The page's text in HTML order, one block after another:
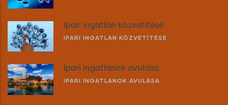
Ipari ingatlan közvetítése
IPARI INGATLAN KÖZVETÍTÉSE
Ipari ingatlanok avulása
IPARI INGATLANOK AVULÁSA